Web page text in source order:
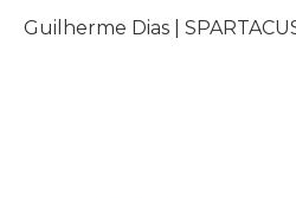
Guilherme Dias |